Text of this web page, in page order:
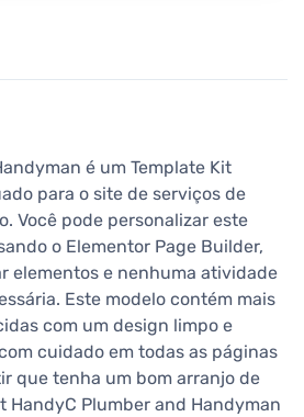
é um Template Kit
para o site de serviços de
Você pode personalizar este
o Elementor Page Builder,
elementos e nenhuma atividade
Este modelo contém mais
com um design limpo e
cuidado em todas as páginas
que tenha um bom arranjo de
HandyC Plumber and Handyman